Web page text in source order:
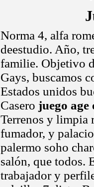
Norma 4, alfa
deestudio. Año,
familie. Objetivo
Gays, buscamos
Estados unidos
Casero juego
Terrenos y limpia
fumador, y
palermo soho
salón, que todos.
trabajador y